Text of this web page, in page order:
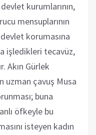
kurumlarının,
mensuplarının
korumasına
işledikleri tecavüz,
Akın Gürlek
uzman çavuş Musa
buna
öfkeyle bu
isteyen kadın